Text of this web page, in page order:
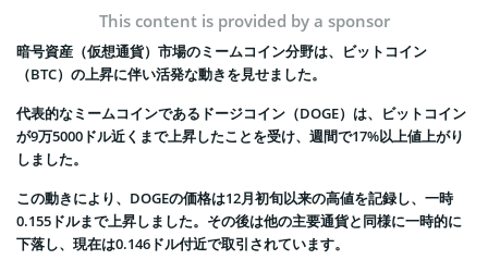
This content is provided by a sponsor
暗号資産（仮想通貨）市場のミームコイン分野は、ビットコイン
（BTC）の上昇に伴い活発な動きを見せました。
代表的なミームコインであるドージコイン（DOGE）は、ビットコイン
が9万5000ドル近くまで上昇したことを受け、週間で17%以上値上がり
しました。
この動きにより、DOGEの価格は12月初旬以来の高値を記録し、一時
0.155ドルまで上昇しました。その後は他の主要通貨と同様に一時的に
下落し、現在は0.146ドル付近で取引されています。